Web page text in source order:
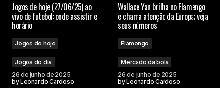
Jogos de hoje (27/06/25) ao
vivo de futebol: onde assistir e
horário
Jogos de hoje
Jogos do dia
26 de junho de 2025
byLeonardo Cardoso
Wallace Yan brilha no Flamengo
e chama atenção da Europa; veja
seus números
Flamengo
Mercado da bola
26 de junho de 2025
byLeonardo Cardoso